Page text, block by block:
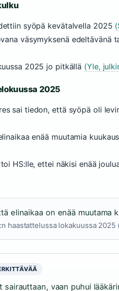
syöpä kevätalvella 2025
väsymyksenä edeltävänä
2025 jo pitkällä (Yle,
2025
sai tiedon, että syöpä oli
enää muutamia
HS:lle, ettei näkisi enää
elinaikaa on enää muutama
haastattelussa lokakuussa
sairauttaan, vaan puhui